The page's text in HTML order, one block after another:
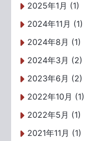
2025年1月 (1)
2024年11月 (1)
2024年8月 (1)
2024年3月 (2)
2023年6月 (2)
2022年10月 (1)
2022年5月 (1)
2021年11月 (1)